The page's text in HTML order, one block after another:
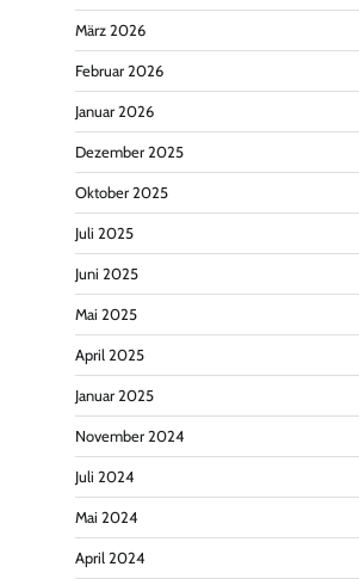
März 2026
Februar 2026
Januar 2026
Dezember 2025
Oktober 2025
Juli 2025
Juni 2025
Mai 2025
April 2025
Januar 2025
November 2024
Juli 2024
Mai 2024
April 2024